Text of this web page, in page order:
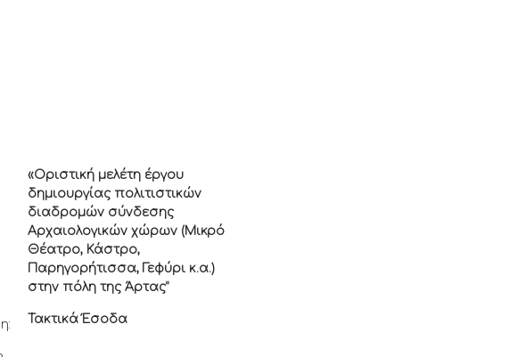
«Οριστική μελέτη έργου
δημιουργίας πολιτιστικών
διαδρομών σύνδεσης
Αρχαιολογικών χώρων (Μικρό
Θέατρο, Κάστρο,
Παρηγορήτισσα, Γεφύρι κ.α.)
στην πόλη της Άρτας“
Τακτικά Έσοδα